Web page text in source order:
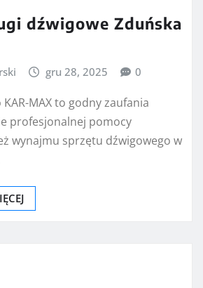
dźwigowe Zduńska
gru 28, 2025 0
MAX to godny zaufania
profesjonalnej pomocy
wynajmu sprzętu dźwigowego w